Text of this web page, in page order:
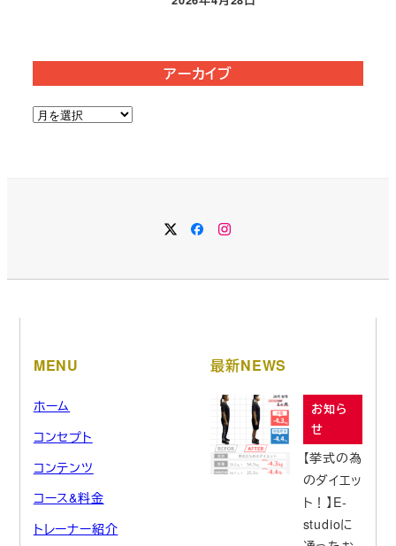
投稿日
アーカイブ
ア
MENU
ホーム
コンセプト
コンテンツ
コース&料金
トレーナー紹介
最新NEWS
お知ら
せ
【挙式の為
のダイエッ
ト！】E-
studioに